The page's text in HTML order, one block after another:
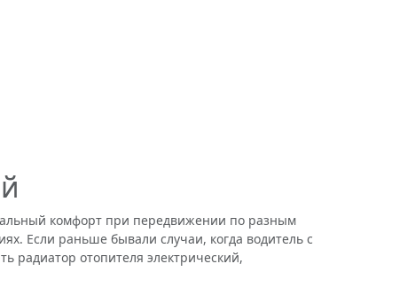
комфорт при передвижении по разным
Если раньше бывали случаи, когда водитель с
радиатор отопителя электрический,